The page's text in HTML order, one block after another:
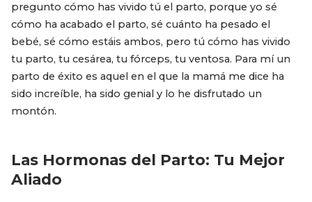
pregunto cómo has vivido tú el parto, porque yo sé
cómo ha acabado el parto, sé cuánto ha pesado el
bebé, sé cómo estáis ambos, pero tú cómo has vivido
tu parto, tu cesárea, tu fórceps, tu ventosa. Para mí un
parto de éxito es aquel en el que la mamá me dice ha
sido increíble, ha sido genial y lo he disfrutado un
montón.
Las Hormonas del Parto: Tu Mejor
Aliado